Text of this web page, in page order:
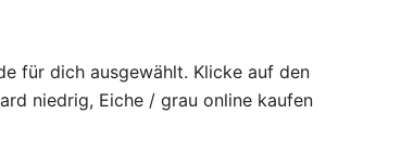
für dich ausgewählt. Klicke auf den
niedrig, Eiche / grau online kaufen